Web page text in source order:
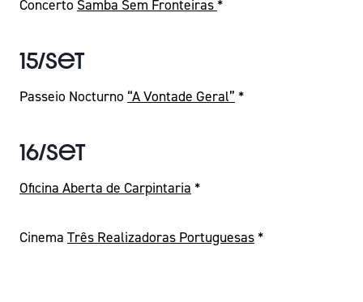
Concerto Samba Sem Fronteiras *
15/Set
Passeio Nocturno “A Vontade Geral” *
16/Set
Oficina Aberta de Carpintaria *
Cinema Três Realizadoras Portuguesas *